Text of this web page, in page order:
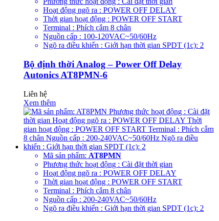
Hoạt động ngõ ra : POWER OFF DELAY
Thời gian hoạt động : POWER OFF START
Terminal : Phích cắm 8 chân
Nguồn cấp : 100-120VAC~50/60Hz
Ngõ ra điều khiển : Giới hạn thời gian SPDT (1c): 2
Bộ định thời Analog – Power Off Delay
Autonics AT8PMN-6
Liên hệ
Xem thêm
Mã sản phẩm: AT8PMN
Phương thức hoạt động : Cài đặt thời gian
Hoạt động ngõ ra : POWER OFF DELAY
Thời gian hoạt động : POWER OFF START
Terminal : Phích cắm 8 chân
Nguồn cấp : 200-240VAC~50/60Hz
Ngõ ra điều khiển : Giới hạn thời gian SPDT (1c): 2